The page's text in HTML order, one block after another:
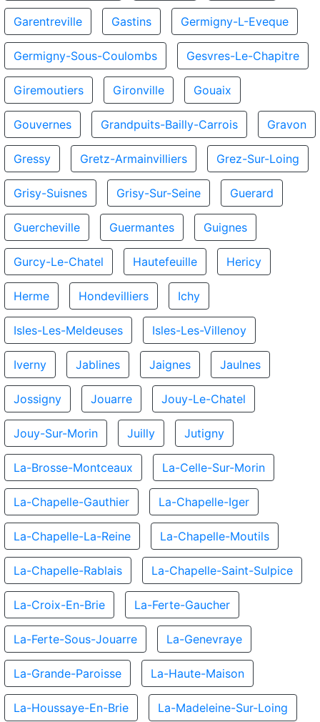
Garentreville Gastins Germigny-L-Eveque
Germigny-Sous-Coulombs Gesvres-Le-Chapitre
Giremoutiers Gironville Gouaix
Gouvernes Grandpuits-Bailly-Carrois Gravon
Gressy Gretz-Armainvilliers Grez-Sur-Loing
Grisy-Suisnes Grisy-Sur-Seine Guerard
Guercheville Guermantes Guignes
Gurcy-Le-Chatel Hautefeuille Hericy
Herme Hondevilliers Ichy
Isles-Les-Meldeuses Isles-Les-Villenoy
Iverny Jablines Jaignes Jaulnes
Jossigny Jouarre Jouy-Le-Chatel
Jouy-Sur-Morin Juilly Jutigny
La-Brosse-Montceaux La-Celle-Sur-Morin
La-Chapelle-Gauthier La-Chapelle-Iger
La-Chapelle-La-Reine La-Chapelle-Moutils
La-Chapelle-Rablais La-Chapelle-Saint-Sulpice
La-Croix-En-Brie La-Ferte-Gaucher
La-Ferte-Sous-Jouarre La-Genevraye
La-Grande-Paroisse La-Haute-Maison
La-Houssaye-En-Brie La-Madeleine-Sur-Loing